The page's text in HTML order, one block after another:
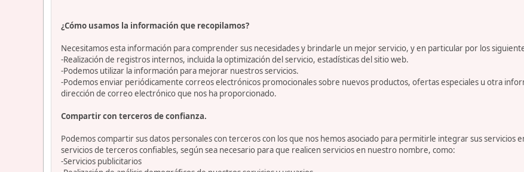
¿Cómo usamos la información que recopilamos?
Necesitamos esta información para comprender sus necesidades y brindarle un mejor servicio, y en particular por los
-Realización de registros internos, incluida la optimización del servicio, estadísticas del sitio web.
-Podemos utilizar la información para mejorar nuestros servicios.
-Podemos enviar periódicamente correos electrónicos promocionales sobre nuevos productos, ofertas especiales u otra
dirección de correo electrónico que nos ha proporcionado.
Compartir con terceros de confianza.
Podemos compartir sus datos personales con terceros con los que nos hemos asociado para permitirle integrar sus servicios
servicios de terceros confiables, según sea necesario para que realicen servicios en nuestro nombre, como:
-Servicios publicitarios